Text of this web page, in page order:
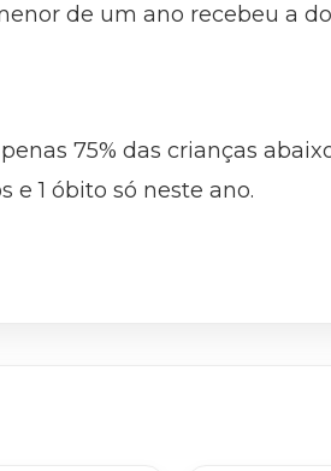
de um ano recebeu a
75% das crianças
e 1 óbito só neste ano.